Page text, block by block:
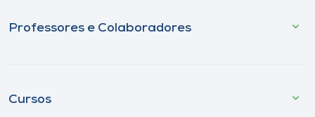
Professores e Colaboradores
Cursos